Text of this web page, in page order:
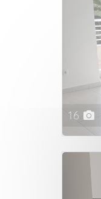
16